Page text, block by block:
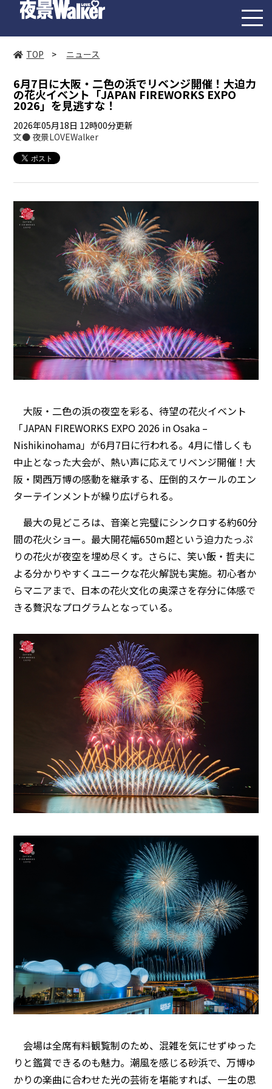
TOP > ニュース
6月7日に大阪・二色の浜でリベンジ開催！大迫力
の花火イベント「JAPAN FIREWORKS EXPO
2026」を見逃すな！
2026年05月18日 12時00分更新
文● 夜景LOVEWalker
大阪・二色の浜の夜空を彩る、待望の花火イベント
「JAPAN FIREWORKS EXPO 2026 in Osaka –
Nishikinohama」が6月7日に行われる。4月に惜しくも
中止となった大会が、熱い声に応えてリベンジ開催！大
阪・関西万博の感動を継承する、圧倒的スケールのエン
ターテインメントが繰り広げられる。
最大の見どころは、音楽と完璧にシンクロする約60分
間の花火ショー。最大開花幅650m超という迫力たっぷ
りの花火が夜空を埋め尽くす。さらに、笑い飯・哲夫に
よる分かりやすくユニークな花火解説も実施。初心者か
らマニアまで、日本の花火文化の奥深さを存分に体感で
きる贅沢なプログラムとなっている。
会場は全席有料観覧制のため、混雑を気にせずゆった
りと鑑賞できるのも魅力。潮風を感じる砂浜で、万博ゆ
かりの楽曲に合わせた光の芸術を堪能すれば、一生の思